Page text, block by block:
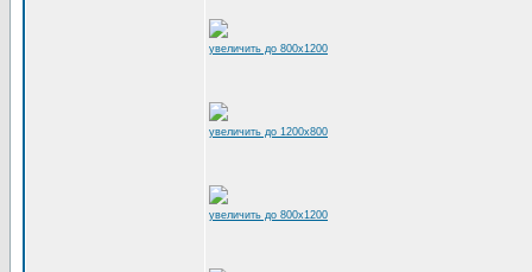
увеличить до 800x1200
увеличить до 1200x800
увеличить до 800x1200